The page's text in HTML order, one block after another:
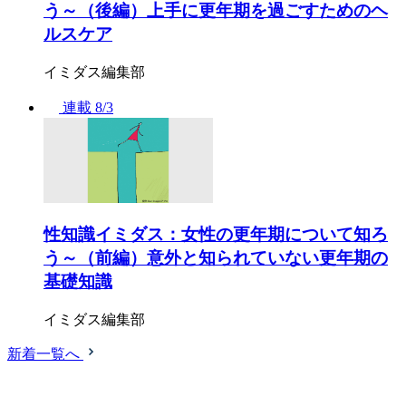
う～（後編）上手に更年期を過ごすためのヘ
ルスケア
イミダス編集部
連載 8/3
性知識イミダス：女性の更年期について知ろ
う～（前編）意外と知られていない更年期の
基礎知識
イミダス編集部
新着一覧へ